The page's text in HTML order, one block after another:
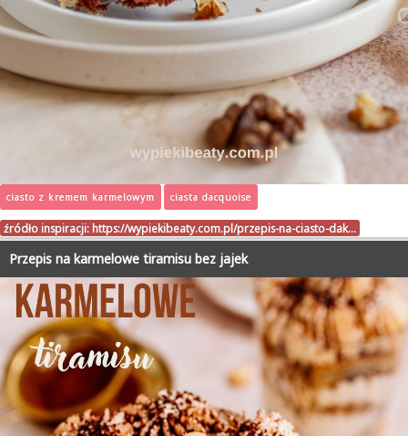
ciasto z kremem karmelowym ciasta dacquoise
źródło inspiracji: https://wypiekibeaty.com.pl/przepis-na-ciasto-dak…
Przepis na karmelowe tiramisu bez jajek